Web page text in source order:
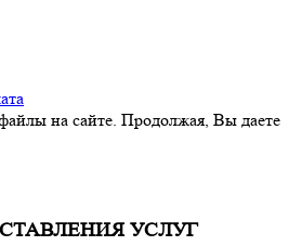
на сайте. Продолжая, Вы даете
УСЛУГ